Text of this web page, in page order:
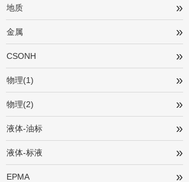
地质 »
金属 »
CSONH »
物理(1) »
物理(2) »
液体-油标 »
液体-标液 »
EPMA »